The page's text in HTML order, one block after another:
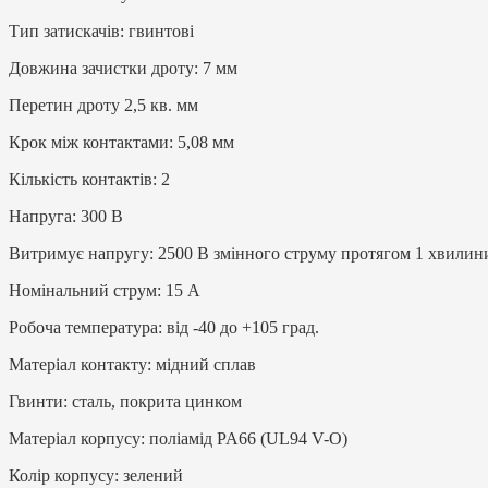
Тип затискачів: гвинтові
Довжина зачистки дроту: 7 мм
Перетин дроту 2,5 кв. мм
Крок між контактами: 5,08 мм
Кількість контактів: 2
Напруга: 300 В
Витримує напругу: 2500 В змінного струму протягом 1
Номінальний струм: 15 А
Робоча температура: від -40 до +105 град.
Матеріал контакту: мідний сплав
Гвинти: сталь, покрита цинком
Матеріал корпусу: поліамід PA66 (UL94 V-O)
Колір корпусу: зелений